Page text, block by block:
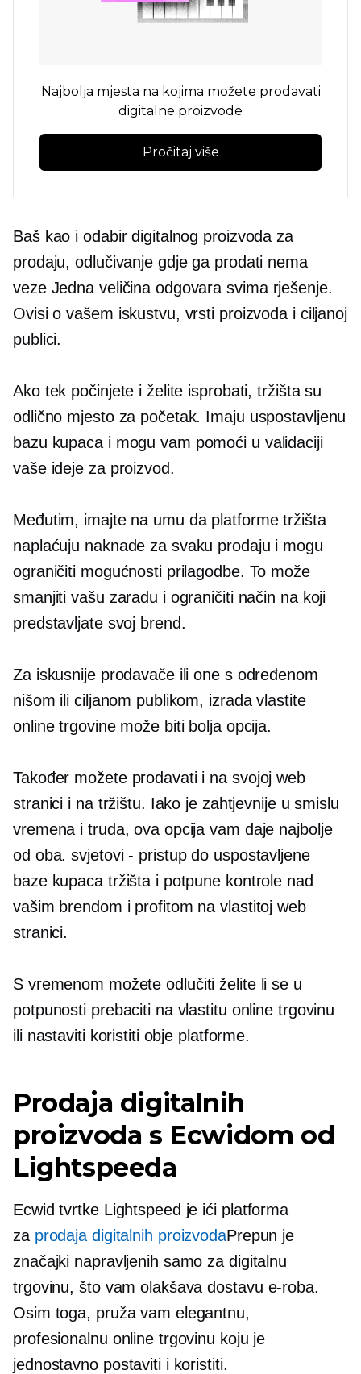
Najbolja mjesta na kojima možete prodavati
digitalne proizvode
Pročitaj više
Baš kao i odabir digitalnog proizvoda za
prodaju, odlučivanje gdje ga prodati nema
veze Jedna veličina odgovara svimarješenje.
Ovisi o vašem iskustvu, vrsti proizvoda i ciljanoj
publici.
Ako tek počinjete i želite isprobati, tržišta su
odlično mjesto za početak. Imaju uspostavljenu
bazu kupaca i mogu vam pomoći u validaciji
vaše ideje za proizvod.
Međutim, imajte na umu da platforme tržišta
naplaćuju naknade za svaku prodaju i mogu
ograničiti mogućnosti prilagodbe. To može
smanjiti vašu zaradu i ograničiti način na koji
predstavljate svoj brend.
Za iskusnije prodavače ili one s određenom
nišom ili ciljanom publikom, izrada vlastite
online trgovine može biti bolja opcija.
Također možete prodavati i na svojoj web
stranici i na tržištu. Iako je zahtjevnije u smislu
vremena i truda, ova opcija vam daje najbolje
od oba.svjetovi - pristupdo uspostavljene
baze kupaca tržišta i potpune kontrole nad
vašim brendom i profitom na vlastitoj web
stranici.
S vremenom možete odlučiti želite li se u
potpunosti prebaciti na vlastitu online trgovinu
ili nastaviti koristiti obje platforme.
Prodaja digitalnih
proizvoda s Ecwidom od
Lightspeeda
Ecwid tvrtke Lightspeed je ići platforma
za prodaja digitalnih proizvodaPrepun je
značajki napravljenih samo za digitalnu
trgovinu, što vam olakšava dostavu e-roba.
Osim toga, pruža vam elegantnu,
profesionalnu online trgovinu koju je
jednostavno postaviti i koristiti.